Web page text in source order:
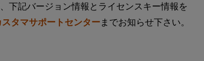
下記バージョン情報とライセンスキー情報を
タマサポートセンター までお知らせ下さい。